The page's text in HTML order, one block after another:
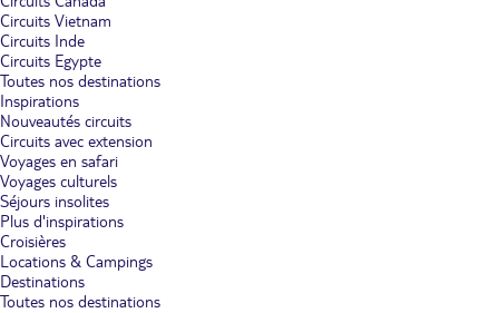
Circuits Vietnam
Circuits Inde
Circuits Egypte
Toutes nos destinations
Inspirations
Nouveautés circuits
Circuits avec extension
Voyages en safari
Voyages culturels
Séjours insolites
Plus d'inspirations
Croisières
Locations & Campings
Destinations
Toutes nos destinations